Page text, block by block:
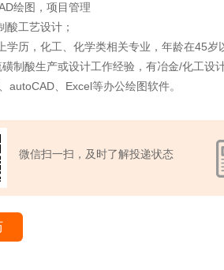
绘图，项目管理
酸工艺设计；
学历，化工、化学类相关专业，年龄在45岁
制酸生产或设计工作经验，有冶金/化工设
autoCAD、Excel等办公绘图软件。
微信扫一扫，及时了解投递状态